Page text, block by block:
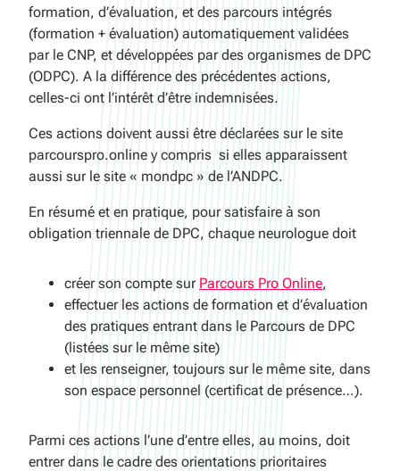
formation, d’évaluation, et des parcours intégrés
(formation + évaluation) automatiquement validées
par le CNP, et développées par des organismes de DPC
(ODPC). A la différence des précédentes actions,
celles-ci ont l’intérêt d’être indemnisées.
Ces actions doivent aussi être déclarées sur le site
parcourspro.online y compris si elles apparaissent
aussi sur le site « mondpc » de l’ANDPC.
En résumé et en pratique, pour satisfaire à son
obligation triennale de DPC, chaque neurologue doit
créer son compte sur Parcours Pro Online,
effectuer les actions de formation et d’évaluation
des pratiques entrant dans le Parcours de DPC
(listées sur le même site)
et les renseigner, toujours sur le même site, dans
son espace personnel (certificat de présence…).
Parmi ces actions l’une d’entre elles, au moins, doit
entrer dans le cadre des orientations prioritaires